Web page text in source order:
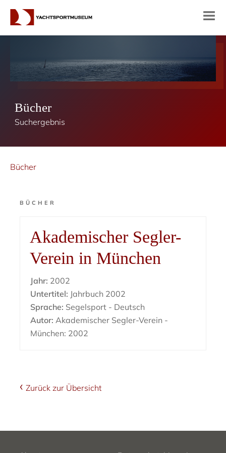
Bücher
Suchergebnis
Bücher
BÜCHER
Akademischer Segler-
Verein in München
Jahr: 2002
Untertitel: Jahrbuch 2002
Sprache: Segelsport - Deutsch
Autor: Akademischer Segler-Verein -
München: 2002
Zurück zur Übersicht